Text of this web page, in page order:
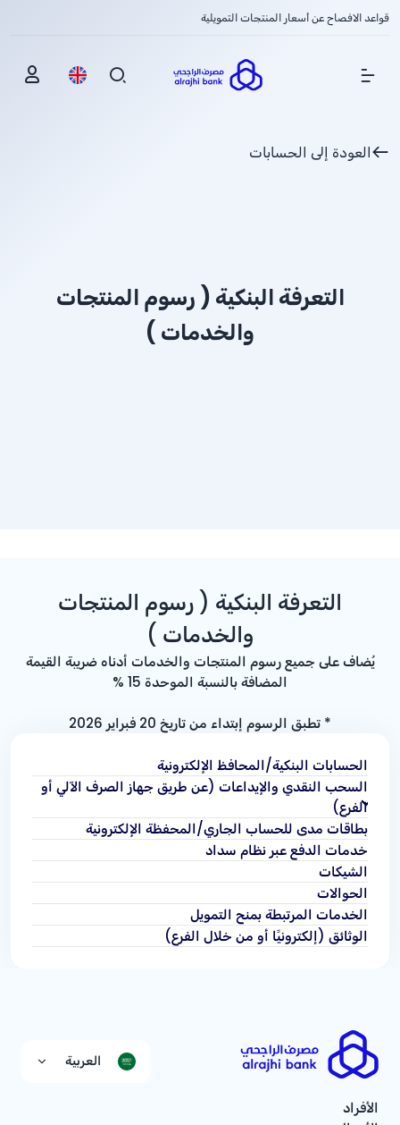
قواعد الافصاح عن أسعار المنتجات التمويلية
Show Menu
العودة إلى الحسابات
التعرفة البنكية ( رسوم المنتجات
والخدمات )
التعرفة البنكية ( رسوم المنتجات
والخدمات )
يُضاف على جميع رسوم المنتجات والخدمات أدناه ضريبة القيمة
المضافة بالنسبة الموحدة % 15
* تطبق الرسوم إبتداء من تاريخ 20 فبراير 2026
الحسابات البنكية/المحافظ الإلكترونية
السحب النقدي والإيداعات (عن طريق جهاز الصرف الآلي أو
الفرع)
بطاقات مدى للحساب الجاري/المحفظة الإلكترونية
خدمات الدفع عبر نظام سداد
الشيكات
الحوالات
الخدمات المرتبطة بمنح التمويل
الوثائق (إلكترونيًا أو من خلال الفرع)
العربية
الأفراد